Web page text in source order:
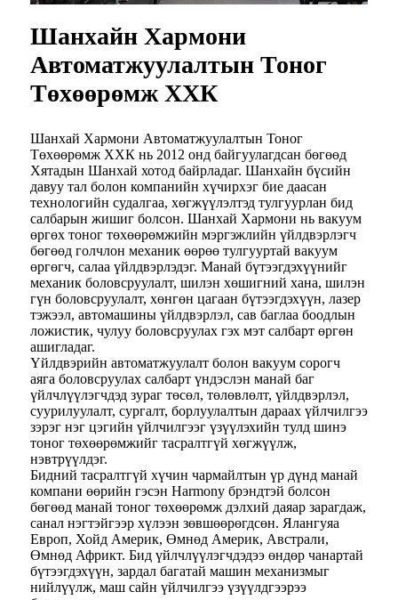
Шанхайн Хармони
Автоматжуулалтын Тоног
Төхөөрөмж ХХК
Шанхай Хармони Автоматжуулалтын Тоног
Төхөөрөмж ХХК нь 2012 онд байгуулагдсан бөгөөд
Хятадын Шанхай хотод байрладаг. Шанхайн бүсийн
давуу тал болон компанийн хүчирхэг бие даасан
технологийн судалгаа, хөгжүүлэлтэд тулгуурлан бид
салбарын жишиг болсон. Шанхай Хармони нь вакуум
өргөх тоног төхөөрөмжийн мэргэжлийн үйлдвэрлэгч
бөгөөд голчлон механик өөрөө тулгууртай вакуум
өргөгч, салаа үйлдвэрлэдэг. Манай бүтээгдэхүүнийг
механик боловсруулалт, шилэн хөшигний хана, шилэн
гүн боловсруулалт, хөнгөн цагаан бүтээгдэхүүн, лазер
тэжээл, автомашины үйлдвэрлэл, сав баглаа боодлын
ложистик, чулуу боловсруулах гэх мэт салбарт өргөн
ашигладаг.
Үйлдвэрийн автоматжуулалт болон вакуум сорогч
аяга боловсруулах салбарт үндэслэн манай баг
үйлчлүүлэгчдэд зураг төсөл, төлөвлөлт, үйлдвэрлэл,
суурилуулалт, сургалт, борлуулалтын дараах үйлчилгээ
зэрэг нэг цэгийн үйлчилгээг үзүүлэхийн тулд шинэ
тоног төхөөрөмжийг тасралтгүй хөгжүүлж,
нэвтрүүлдэг.
Бидний тасралтгүй хүчин чармайлтын үр дүнд манай
компани өөрийн гэсэн Harmony брэндтэй болсон
бөгөөд манай тоног төхөөрөмж дэлхий даяар зарагдаж,
санал нэгтэйгээр хүлээн зөвшөөрөгдсөн. Ялангуяа
Европ, Хойд Америк, Өмнөд Америк, Австрали,
Өмнөд Африкт. Бид үйлчлүүлэгчдэдээ өндөр чанартай
бүтээгдэхүүн, зардал багатай машин механизмыг
нийлүүлж, маш сайн үйлчилгээ үзүүлдгээрээ